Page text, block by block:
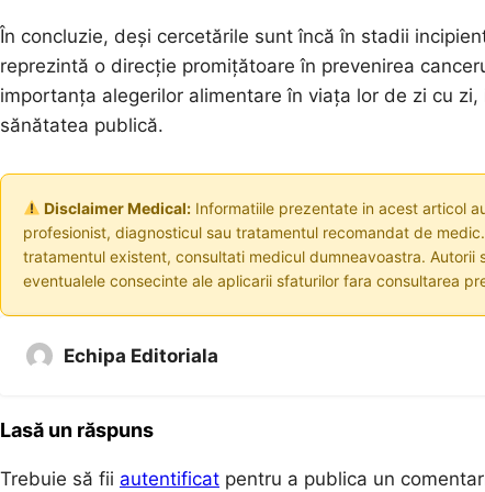
În concluzie, deși cercetările sunt încă în stadii
reprezintă o direcție promițătoare în prevenirea
importanța alegerilor alimentare în viața lor de zi cu
sănătatea publică.
Disclaimer Medical:Informatiile prezentate in acest articol
profesionist, diagnosticul sau tratamentul recomandat de
tratamentul existent, consultati medicul dumneavoastra.
eventualele consecinte ale aplicarii sfaturilor fara consultarea
Echipa Editoriala
Lasă un răspuns
Trebuie să fii autentificat pentru a publica un